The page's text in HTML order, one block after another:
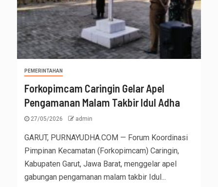
PEMERINTAHAN
Forkopimcam Caringin Gelar Apel
Pengamanan Malam Takbir Idul Adha
27/05/2026 admin
GARUT, PURNAYUDHA.COM — Forum Koordinasi
Pimpinan Kecamatan (Forkopimcam) Caringin,
Kabupaten Garut, Jawa Barat, menggelar apel
gabungan pengamanan malam takbir Idul...